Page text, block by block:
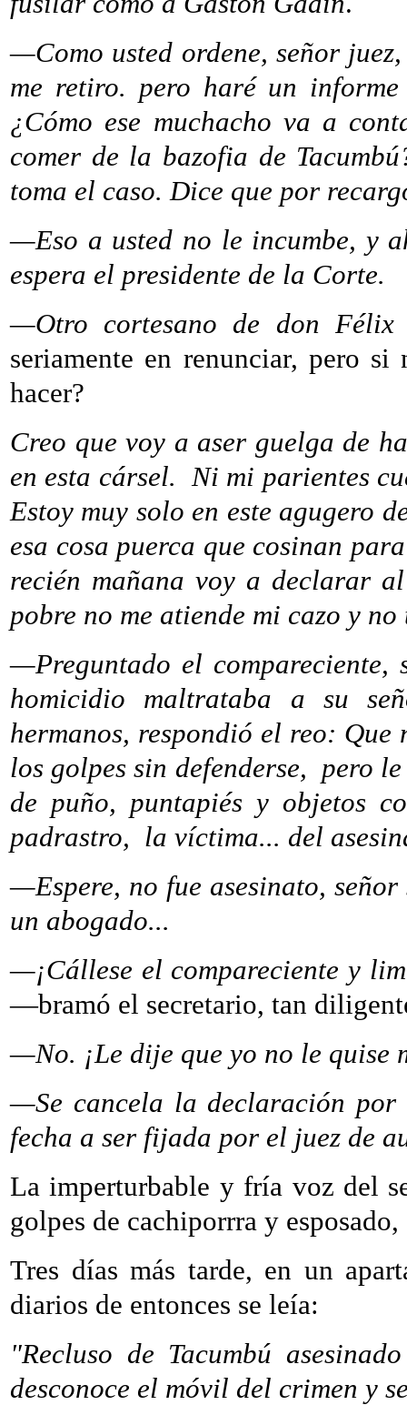
—Como usted ordene, señor
me retiro. pero haré un
¿Cómo ese muchacho va a
comer de la bazofia de
toma el caso. Dice que por
—Eso a usted no le incumbe, y
espera el presidente de la Corte.
—Otro cortesano de don Félix
seriamente en renunciar, pero
hacer?
Creo que voy a aser guelga de
en esta cársel. Ni mi parientes
Estoy muy solo en este agugero
esa cosa puerca que cosinan
recién mañana voy a declarar
pobre no me atiende mi cazo y
—Preguntado el
homicidio maltrataba a su
hermanos, respondió el reo:
los golpes sin defenderse, pero
de puño, puntapiés y objetos
padrastro, la víctima... del
—Espere, no fue asesinato,
un abogado...
—¡Cállese el compareciente y
—bramó el secretario, tan
—No. ¡Le dije que yo no le quise
—Se cancela la declaración por
fecha a ser fijada por el juez de
La imperturbable y fría voz del
golpes de cachiporrra y
Tres días más tarde, en un
diarios de entonces se leía:
"Recluso de Tacumbú
desconoce el móvil del crimen y